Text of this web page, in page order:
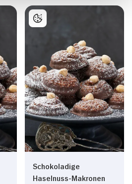
Schokoladige
Haselnuss-Makronen